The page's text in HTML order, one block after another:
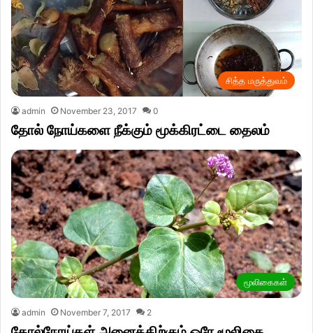
சித்த மருத்துவம்
admin November 23, 2017 0
தோல் நோய்களை நீக்கும் மூக்கிரட்டை தைலம்
மூலிகைகள்
admin November 7, 2017 2